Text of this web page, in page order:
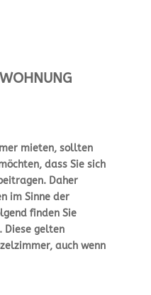
mieten, sollten
dass Sie sich
Daher
im Sinne der
finden Sie
Diese gelten
auch wenn